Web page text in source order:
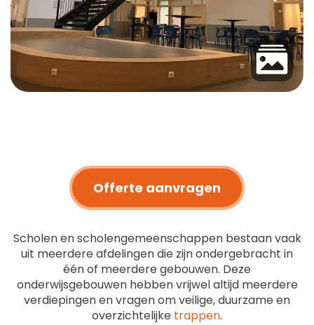
Offerte aanvragen
Scholen en scholengemeenschappen bestaan vaak
uit meerdere afdelingen die zijn ondergebracht in
één of meerdere gebouwen. Deze
onderwijsgebouwen hebben vrijwel altijd meerdere
verdiepingen en vragen om veilige, duurzame en
overzichtelijke trappen.